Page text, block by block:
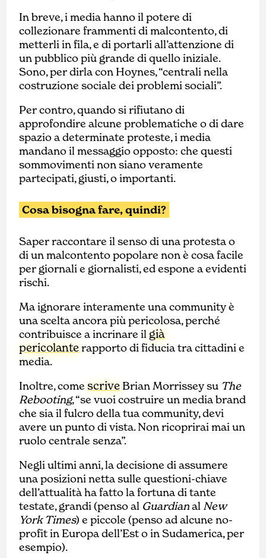
In breve, i media hanno il potere di
collezionare frammenti di malcontento, di
metterli in fila, e di portarli all’attenzione di
un pubblico più grande di quello iniziale.
Sono, per dirla con Hoynes, “centrali nella
costruzione sociale dei problemi sociali”.
Per contro, quando si rifiutano di
approfondire alcune problematiche o di dare
spazio a determinate proteste, i media
mandano il messaggio opposto: che questi
sommovimenti non siano veramente
partecipati, giusti, o importanti.
Cosa bisogna fare, quindi?
Saper raccontare il senso di una protesta o
di un malcontento popolare non è cosa facile
per giornali e giornalisti, ed espone a evidenti
rischi.
Ma ignorare interamente una community è
una scelta ancora più pericolosa, perché
contribuisce a incrinare ilgià
pericolanterapporto di fiducia tra cittadini e
media.
Inoltre, comescriveBrian Morrissey su The
Rebooting, “se vuoi costruire un media brand
che sia il fulcro della tua community, devi
avere un punto di vista. Non ricoprirai mai un
ruolo centrale senza”.
Negli ultimi anni, la decisione di assumere
una posizioni netta sulle questioni-chiave
dell’attualità ha fatto la fortuna di tante
testate, grandi (penso al Guardianal New
York Times) e piccole (penso ad alcune no-
profit in Europa dell’Est o in Sudamerica, per
esempio).